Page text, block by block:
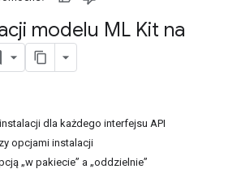
modelu ML Kit na
dla każdego interfejsu API
opcjami instalacji
„w pakiecie” a „oddzielnie”